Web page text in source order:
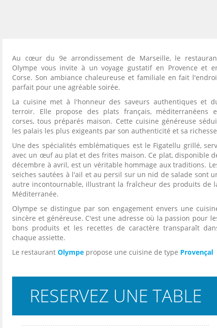
Au cœur du 9e arrondissement de Marseille, le
Olympe vous invite à un voyage gustatif en Provence et
Corse. Son ambiance chaleureuse et familiale en fait
parfait pour une agréable soirée.
La cuisine met à l'honneur des saveurs authentiques et
terroir. Elle propose des plats français, méditerranéens
corses, tous préparés maison. Cette cuisine généreuse
les palais les plus exigeants par son authenticité et sa
Une des spécialités emblématiques est le Figatellu grillé,
avec un œuf au plat et des frites maison. Ce plat, disponible
décembre à avril, est un véritable hommage aux traditions.
seiches sautées à l'ail et au persil sur un nid de salade sont
autre incontournable, illustrant la fraîcheur des produits de
Méditerranée.
Olympe se distingue par son engagement envers une
sincère et généreuse. C'est une adresse où la passion pour
bons produits et les recettes de caractère transparaît
chaque assiette.
Le restaurant Olympe propose une cuisine de type Provençal
RESERVEZ UNE TABLE